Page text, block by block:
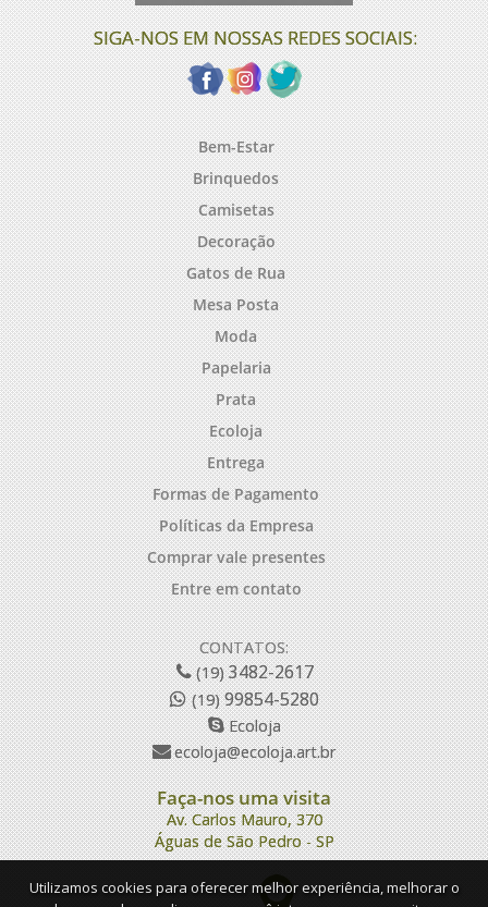
SIGA-NOS EM NOSSAS REDES SOCIAIS:
Bem-Estar
Brinquedos
Camisetas
Decoração
Gatos de Rua
Mesa Posta
Moda
Papelaria
Prata
Ecoloja
Entrega
Formas de Pagamento
Políticas da Empresa
Comprar vale presentes
Entre em contato
CONTATOS:
(19)3482-2617
(19)99854-5280
Ecoloja
ecoloja@ecoloja.art.br
Faça-nos uma visita
Av. Carlos Mauro, 370
Águas de São Pedro - SP
Utilizamos cookies para oferecer melhor experiência, melhorar o